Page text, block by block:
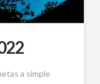
a simple